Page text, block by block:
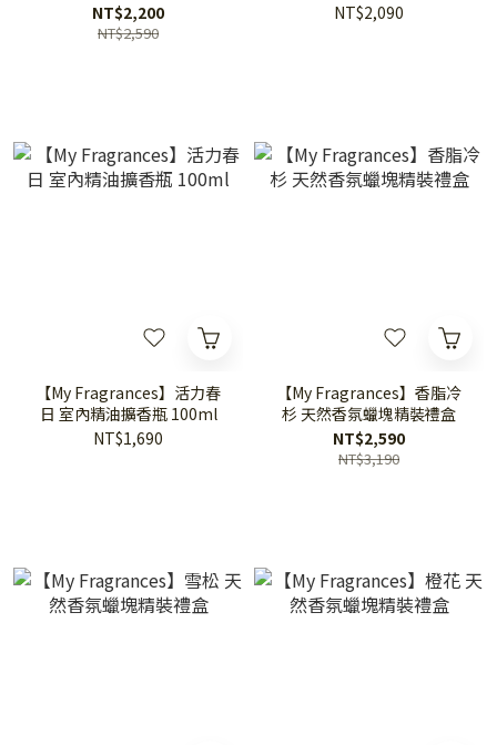
NT$2,200
NT$2,590
NT$2,090
【My Fragrances】活力春
日 室內精油擴香瓶 100ml
NT$1,690
【My Fragrances】香脂冷
杉 天然香氛蠟塊精裝禮盒
NT$2,590
NT$3,190